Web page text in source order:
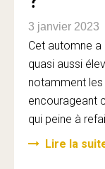
3 janvier 2023
Cet automne
quasi aussi
notamment
encourageant
qui peine à
Lire la